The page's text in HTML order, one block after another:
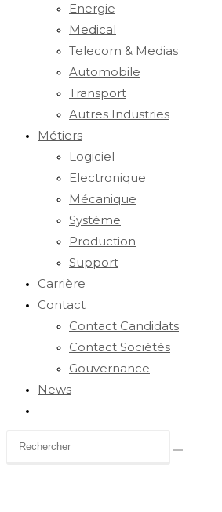
Energie
Medical
Telecom & Medias
Automobile
Transport
Autres Industries
Métiers
Logiciel
Electronique
Mécanique
Système
Production
Support
Carrière
Contact
Contact Candidats
Contact Sociétés
Gouvernance
News
search